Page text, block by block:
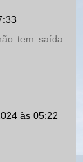
tem saída.
às 05:22